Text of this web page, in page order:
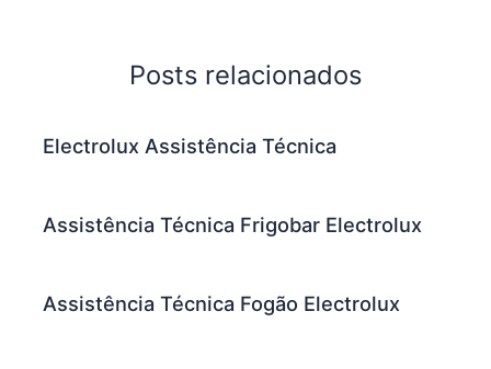
Posts relacionados
Electrolux Assistência Técnica
Assistência Técnica Frigobar Electrolux
Assistência Técnica Fogão Electrolux